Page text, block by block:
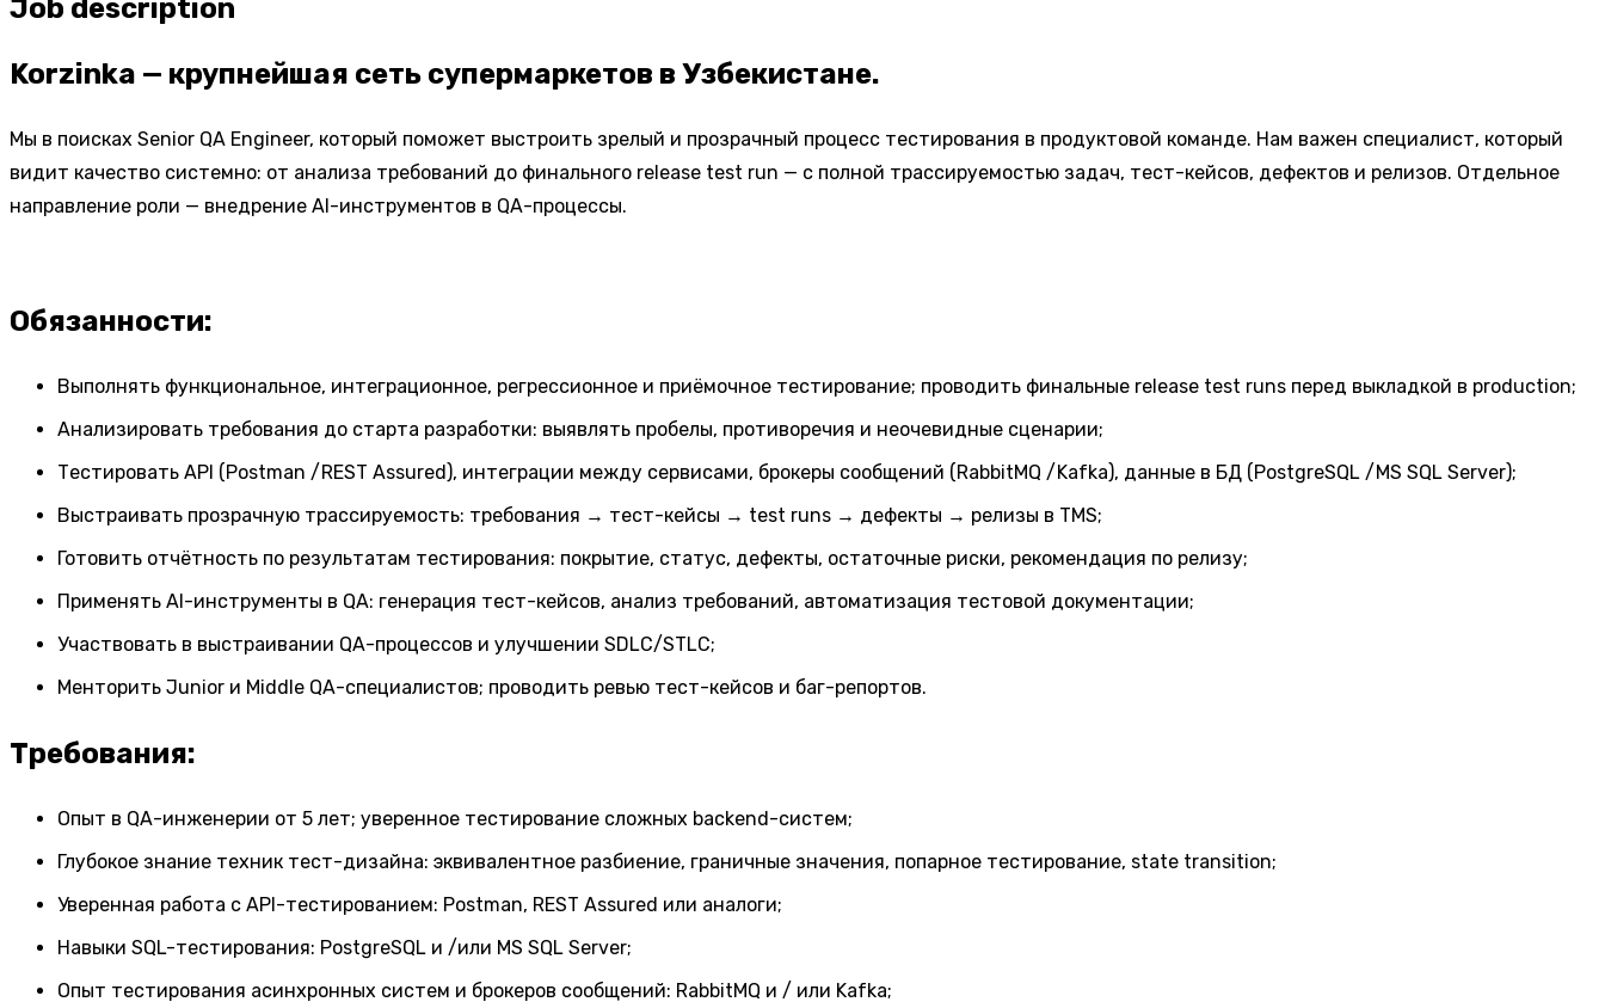
Job description
Korzinka — крупнейшая сеть супермаркетов в Узбекистане.
Мы в поисках Senior QA Engineer, который поможет выстроить зрелый и прозрачный процесс тестирования в продуктовой команде. Нам важен специалист, который
видит качество системно: от анализа требований до финального release test run — с полной трассируемостью задач, тест-кейсов, дефектов и релизов. Отдельное
направление роли — внедрение AI-инструментов в QA-процессы.
Обязанности:
Выполнять функциональное, интеграционное, регрессионное и приёмочное тестирование; проводить финальные release test runs перед выкладкой в production;
Анализировать требования до старта разработки: выявлять пробелы, противоречия и неочевидные сценарии;
Тестировать API (Postman /REST Assured), интеграции между сервисами, брокеры сообщений (RabbitMQ /Kafka), данные в БД (PostgreSQL /MS SQL Server);
Выстраивать прозрачную трассируемость: требования → тест-кейсы → test runs → дефекты → релизы в TMS;
Готовить отчётность по результатам тестирования: покрытие, статус, дефекты, остаточные риски, рекомендация по релизу;
Применять AI-инструменты в QA: генерация тест-кейсов, анализ требований, автоматизация тестовой документации;
Участвовать в выстраивании QA-процессов и улучшении SDLC/STLC;
Менторить Junior и Middle QA-специалистов; проводить ревью тест-кейсов и баг-репортов.
Требования:
Опыт в QA-инженерии от 5 лет; уверенное тестирование сложных backend-систем;
Глубокое знание техник тест-дизайна: эквивалентное разбиение, граничные значения, попарное тестирование, state transition;
Уверенная работа с API-тестированием: Postman, REST Assured или аналоги;
Навыки SQL-тестирования: PostgreSQL и /или MS SQL Server;
Опыт тестирования асинхронных систем и брокеров сообщений: RabbitMQ и / или Kafka;